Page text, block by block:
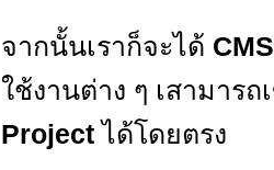
จากนั้นเราก็จะได้
ใช้งานต่าง ๆ เสามาร
Project ได้โดยตรง